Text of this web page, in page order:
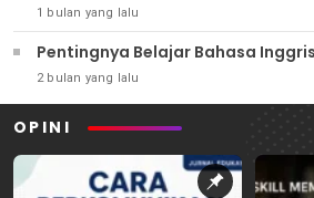
1 bulan yang lalu
Pentingnya Belajar Bahasa
2 bulan yang lalu
OPINI